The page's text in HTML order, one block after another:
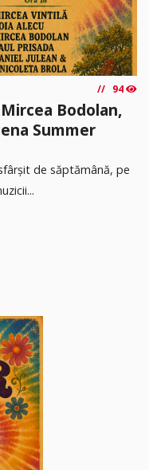
94
Bodolan,
Summer
de săptămână, pe